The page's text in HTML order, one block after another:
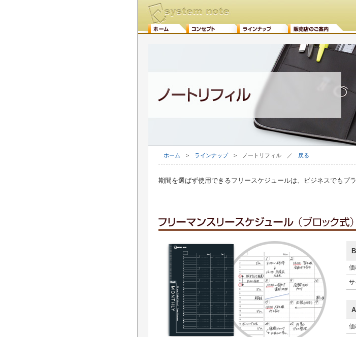
ホーム > ラインナップ> ノートリフィル ／ 戻る
期間を選ばず使用できるフリースケジュールは、ビジネスでもプ
価
サ
価